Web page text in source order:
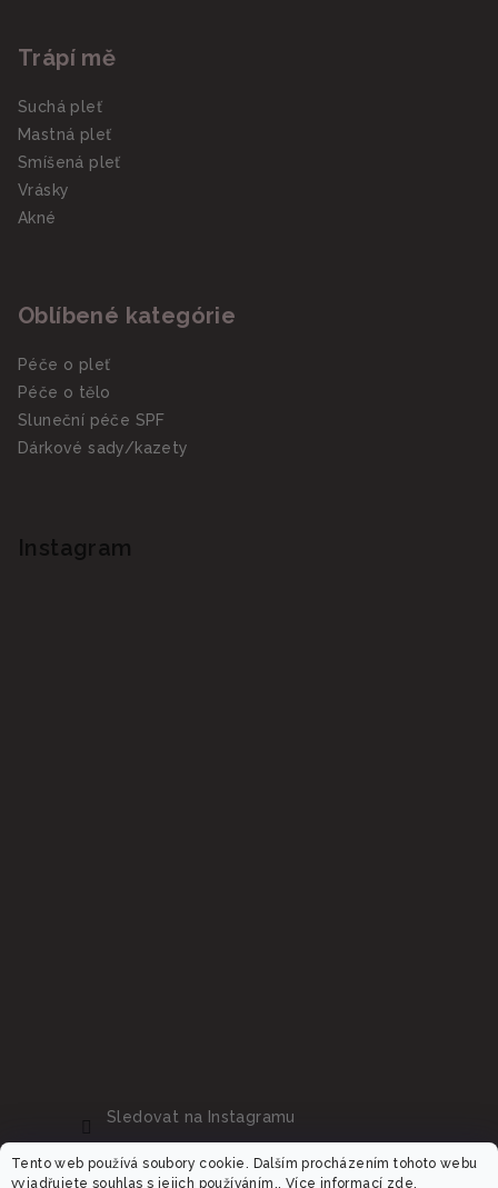
Tento web používá soubory cookie. Dalším procházením tohoto webu
vyjadřujete souhlas s jejich používáním.. Více informací zde.
Trápí mě
Suchá pleť
Mastná pleť
Smíšená pleť
Vrásky
Akné
Oblíbené kategórie
Péče o pleť
Péče o tělo
Sluneční péče SPF
Dárkové sady/kazety
Instagram
Sledovat na Instagramu